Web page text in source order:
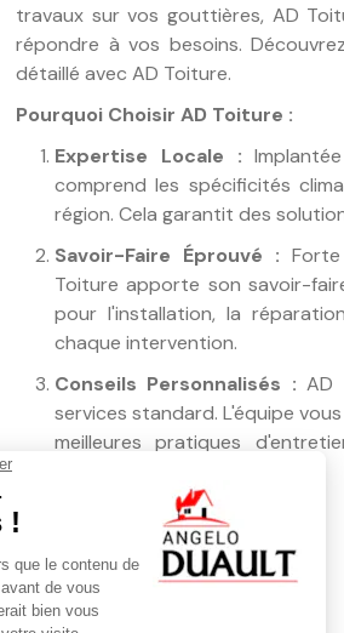
travaux sur vos gouttières, AD
répondre à vos besoins.
détaillé avec AD Toiture.
Pourquoi Choisir AD Toiture :
Expertise Locale :
comprend les spécificités
région. Cela garantit des
Savoir-Faire Éprouvé :
Toiture apporte son savoir-
pour l'installation, la
chaque intervention.
Conseils Personnalisés : AD
services standard. L'équipe
meilleures pratiques